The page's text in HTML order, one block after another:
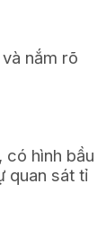
nắm rõ
có hình bầu
quan sát tỉ